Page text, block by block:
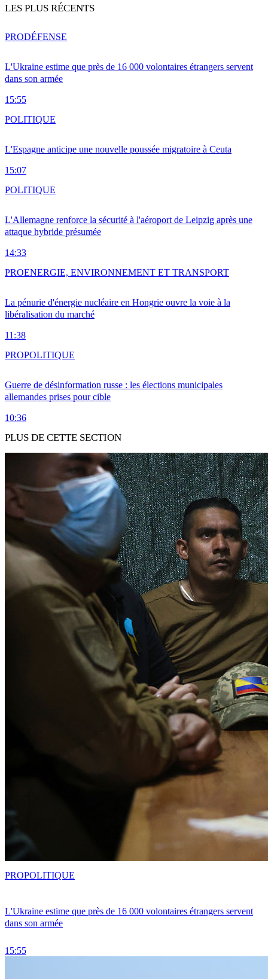
LES PLUS RÉCENTS
L'Ukraine estime que près de 16 000 volontaires étrangers servent
dans son armée
15:55
PRODÉFENSE
L'Espagne anticipe une nouvelle poussée migratoire à Ceuta
15:07
POLITIQUE
L'Allemagne renforce la sécurité à l'aéroport de Leipzig après une
attaque hybride présumée
14:33
POLITIQUE
La pénurie d'énergie nucléaire en Hongrie ouvre la voie à la
libéralisation du marché
11:38
PROENERGIE, ENVIRONNEMENT ET TRANSPORT
Guerre de désinformation russe : les élections municipales
allemandes prises pour cible
10:36
PROPOLITIQUE
PLUS DE CETTE SECTION
L'Ukraine estime que près de 16 000 volontaires étrangers servent
dans son armée
15:55
PROPOLITIQUE